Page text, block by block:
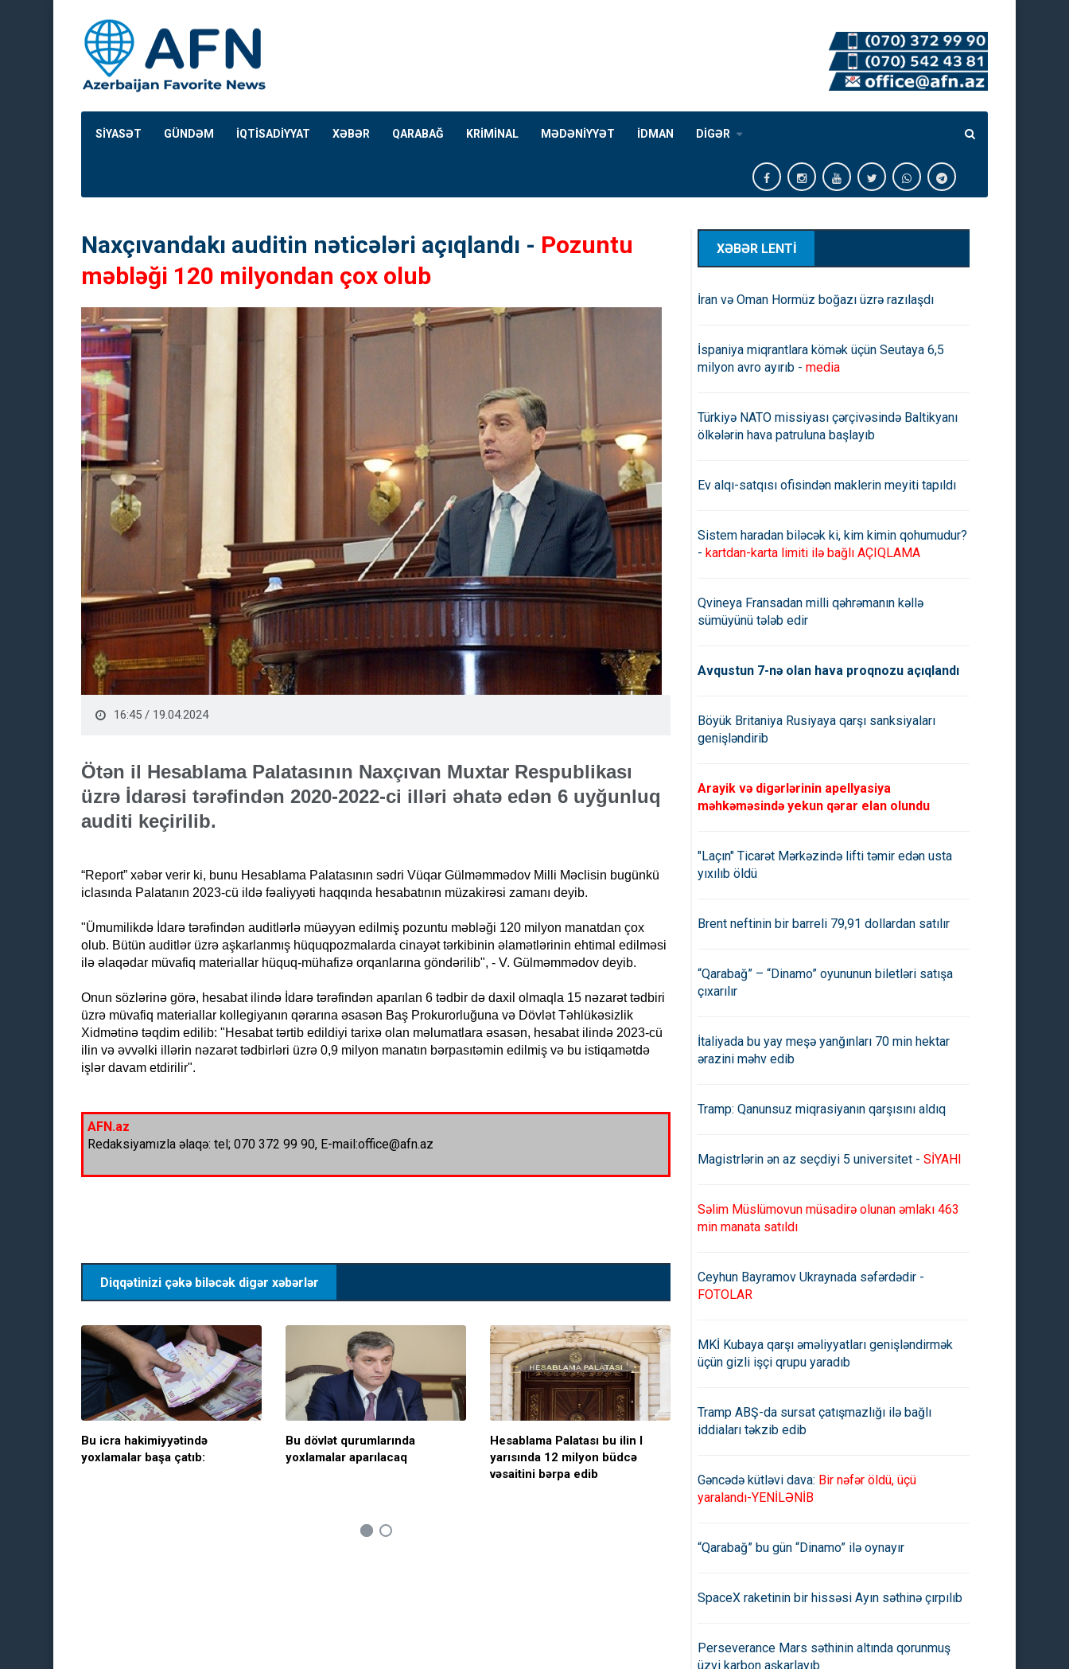
SİYASƏT GÜNDƏM İQTİSADİYYAT XƏBƏR QARABAĞ KRİMİNAL MƏDƏNİYYƏT İDMAN DİGƏR
Naxçıvandakı auditin nəticələri açıqlandı - Pozuntu
məbləği 120 milyondan çox olub
16:45 / 19.04.2024
Ötən il Hesablama Palatasının Naxçıvan Muxtar Respublikası
üzrə İdarəsi tərəfindən 2020-2022-ci illəri əhatə edən 6 uyğunluq
auditi keçirilib.
“Report” xəbər verir ki, bunu Hesablama Palatasının sədri Vüqar Gülməmmədov Milli Məclisin bugünkü
iclasında Palatanın 2023-cü ildə fəaliyyəti haqqında hesabatının müzakirəsi zamanı deyib.
"Ümumilikdə İdarə tərəfindən auditlərlə müəyyən edilmiş pozuntu məbləği 120 milyon manatdan çox
olub. Bütün auditlər üzrə aşkarlanmış hüquqpozmalarda cinayət tərkibinin əlamətlərinin ehtimal edilməsi
ilə əlaqədar müvafiq materiallar hüquq-mühafizə orqanlarına göndərilib", - V. Gülməmmədov deyib.
Onun sözlərinə görə, hesabat ilində İdarə tərəfindən aparılan 6 tədbir də daxil olmaqla 15 nəzarət tədbiri
üzrə müvafiq materiallar kollegiyanın qərarına əsasən Baş Prokurorluğuna və Dövlət Təhlükəsizlik
Xidmətinə təqdim edilib: "Hesabat tərtib edildiyi tarixə olan məlumatlara əsasən, hesabat ilində 2023-cü
ilin və əvvəlki illərin nəzarət tədbirləri üzrə 0,9 milyon manatın bərpasıtəmin edilmiş və bu istiqamətdə
işlər davam etdirilir".
AFN.az
Redaksiyamızla əlaqə: tel; 070 372 99 90, E-mail:office@afn.az
Diqqətinizi çəkə biləcək digər xəbərlər
Bu icra hakimiyyətində
yoxlamalar başa çatıb:
Bu dövlət qurumlarında
yoxlamalar aparılacaq
Hesablama Palatası bu ilin I
yarısında 12 milyon büdcə
vəsaitini bərpa edib
tədbiri keçirib
vəsaitin auditini aparacaq
XƏBƏR LENTİ
İran və Oman Hormüz boğazı üzrə razılaşdı
İspaniya miqrantlara kömək üçün Seutaya 6,5
milyon avro ayırıb - media
Türkiyə NATO missiyası çərçivəsində Baltikyanı
ölkələrin hava patruluna başlayıb
Ev alqı-satqısı ofisindən maklerin meyiti tapıldı
Sistem haradan biləcək ki, kim kimin qohumudur?
- kartdan-karta limiti ilə bağlı AÇIQLAMA
Qvineya Fransadan milli qəhrəmanın kəllə
sümüyünü tələb edir
Avqustun 7-nə olan hava proqnozu açıqlandı
Böyük Britaniya Rusiyaya qarşı sanksiyaları
genişləndirib
Arayik və digərlərinin apellyasiya
məhkəməsində yekun qərar elan olundu
"Laçın" Ticarət Mərkəzində lifti təmir edən usta
yıxılıb öldü
Brent neftinin bir barreli 79,91 dollardan satılır
“Qarabağ” – “Dinamo” oyununun biletləri satışa
çıxarılır
İtaliyada bu yay meşə yanğınları 70 min hektar
ərazini məhv edib
Tramp: Qanunsuz miqrasiyanın qarşısını aldıq
Magistrlərin ən az seçdiyi 5 universitet - SİYAHI
Səlim Müslümovun müsadirə olunan əmlakı 463
min manata satıldı
Ceyhun Bayramov Ukraynada səfərdədir -
FOTOLAR
MKİ Kubaya qarşı əməliyyatları genişləndirmək
üçün gizli işçi qrupu yaradıb
Tramp ABŞ-da sursat çatışmazlığı ilə bağlı
iddiaları təkzib edib
Gəncədə kütləvi dava: Bir nəfər öldü, üçü
yaralandı-YENİLƏNİB
“Qarabağ” bu gün “Dinamo” ilə oynayır
SpaceX raketinin bir hissəsi Ayın səthinə çırpılıb
Perseverance Mars səthinin altında qorunmuş
üzvi karbon aşkarlayıb